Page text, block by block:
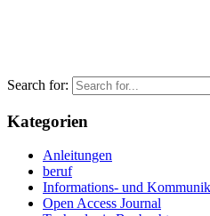
Search for:
Kategorien
Anleitungen
beruf
Informations- und
Open Access Journal